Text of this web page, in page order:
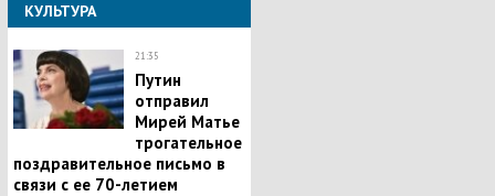
КУЛЬТУРА
21:35
Путин
отправил
Мирей Матье
трогательное
поздравительное письмо в
связи с ее 70-летием